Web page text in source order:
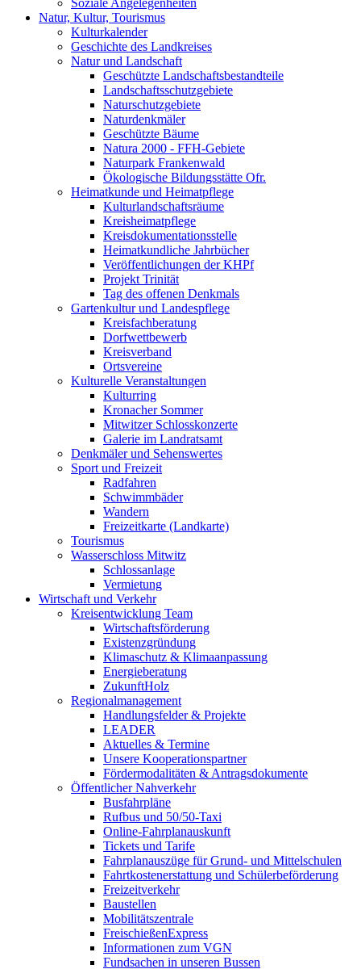
Soziale Angelegenheiten
Natur, Kultur, Tourismus
Kulturkalender
Geschichte des Landkreises
Natur und Landschaft
Geschützte Landschaftsbestandteile
Landschaftsschutzgebiete
Naturschutzgebiete
Naturdenkmäler
Geschützte Bäume
Natura 2000 - FFH-Gebiete
Naturpark Frankenwald
Ökologische Bildungsstätte Ofr.
Heimatkunde und Heimatpflege
Kulturlandschaftsräume
Kreisheimatpflege
Kreisdokumentationsstelle
Heimatkundliche Jahrbücher
Veröffentlichungen der KHPf
Projekt Trinität
Tag des offenen Denkmals
Gartenkultur und Landespflege
Kreisfachberatung
Dorfwettbewerb
Kreisverband
Ortsvereine
Kulturelle Veranstaltungen
Kulturring
Kronacher Sommer
Mitwitzer Schlosskonzerte
Galerie im Landratsamt
Denkmäler und Sehenswertes
Sport und Freizeit
Radfahren
Schwimmbäder
Wandern
Freizeitkarte (Landkarte)
Tourismus
Wasserschloss Mitwitz
Schlossanlage
Vermietung
Wirtschaft und Verkehr
Kreisentwicklung Team
Wirtschaftsförderung
Existenzgründung
Klimaschutz & Klimaanpassung
Energieberatung
ZukunftHolz
Regionalmanagement
Handlungsfelder & Projekte
LEADER
Aktuelles & Termine
Unsere Kooperationspartner
Fördermodalitäten & Antragsdokumente
Öffentlicher Nahverkehr
Busfahrpläne
Rufbus und 50/50-Taxi
Online-Fahrplanauskunft
Tickets und Tarife
Fahrplanauszüge für Grund- und Mittelschulen
Fahrtkostenerstattung und Schülerbeförderung
Freizeitverkehr
Baustellen
Mobilitätszentrale
FreischießenExpress
Informationen zum VGN
Fundsachen in unseren Bussen